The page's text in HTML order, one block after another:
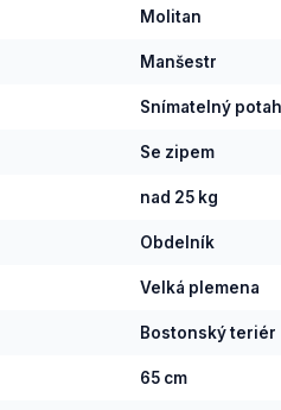
Molitan
Manšestr
Snímatelný potah
Se zipem
nad 25 kg
Obdelník
Velká plemena
Bostonský teriér
65 cm